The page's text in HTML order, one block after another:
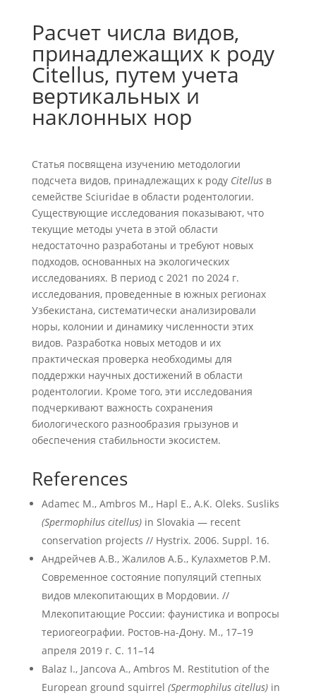
Расчет числа видов,
принадлежащих к роду
Citellus, путем учета
вертикальных и
наклонных нор
Статья посвящена изучению методологии
подсчета видов, принадлежащих к родуCitellusв
семействе Sciuridae в области родентологии.
Существующие исследования показывают, что
текущие методы учета в этой области
недостаточно разработаны и требуют новых
подходов, основанных на экологических
исследованиях. В период с 2021 по 2024 г.
исследования, проведенные в южных регионах
Узбекистана, систематически анализировали
норы, колонии и динамику численности этих
видов. Разработка новых методов и их
практическая проверка необходимы для
поддержки научных достижений в области
родентологии. Кроме того, эти исследования
подчеркивают важность сохранения
биологического разнообразия грызунов и
обеспечения стабильности экосистем.
References
Adamec M., Ambros M., Hapl E., A.K. Oleks. Susliks
(Spermophilus citellus)in Slovakia — recent
conservation projects // Hystrix. 2006. Suppl. 16.
Андрейчев А.В., Жалилов А.Б., Кулахметов Р.М.
Современное состояние популяций степных
видов млекопитающих в Мордовии. //
Млекопитающие России: фаунистика и вопросы
териогеографии. Ростов-на-Дону. М., 17–19
апреля 2019 г. С. 11–14
Balaz I., Jancova A., Ambros M. Restitution of the
European ground squirrel (Spermophilus citellus)in